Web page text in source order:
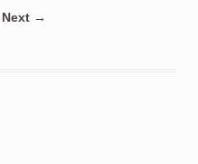
Next →